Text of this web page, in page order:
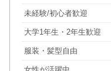
未経験/初心者歓迎
大学1年生・2年生歓迎
服装・髪型自由